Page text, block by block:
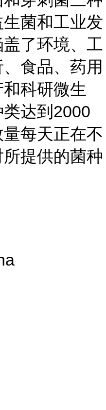
菌和工业发
了环境、工
食品、药用
科研微生
达到2000
每天正在不
提供的菌种